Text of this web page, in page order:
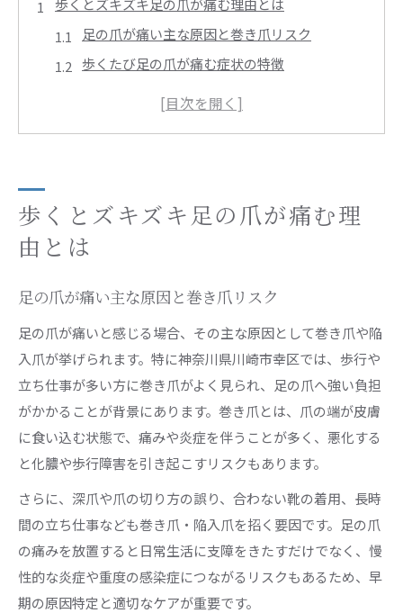
歩くとズキズキ足の爪が痛む理由とは
足の爪が痛い主な原因と巻き爪リスク
歩くたび足の爪が痛む症状の特徴
巻き爪や陥入爪による足の爪の痛み解説
ント
足の爪の巻き爪治療法とクリニック選び
川崎で足の爪治療が受けられる医療機関の特徴
巻き爪治療に強いサロンと皮膚科の比較
足の爪の痛みに合わせた治療方法の選び方
皮膚科で足の爪の痛みを相談するメリット
足の爪の痛みは皮膚科に相談すべき理由
皮膚科で受けられる足の爪ケアの内容
川崎幸クリニック皮膚科の評判と実績
足の爪のトラブル相談時の注意点
皮膚科医による巻き爪治療の安心感
足の爪治療の保険適用と自費の基本知識
歩くとズキズキ足の爪が痛む理
由とは
足の爪が痛い主な原因と巻き爪リスク
足の爪が痛いと感じる場合、その主な原因として巻き爪や陥
入爪が挙げられます。特に神奈川県川崎市幸区では、歩行や
立ち仕事が多い方に巻き爪がよく見られ、足の爪へ強い負担
がかかることが背景にあります。巻き爪とは、爪の端が皮膚
に食い込む状態で、痛みや炎症を伴うことが多く、悪化する
と化膿や歩行障害を引き起こすリスクもあります。
さらに、深爪や爪の切り方の誤り、合わない靴の着用、長時
間の立ち仕事なども巻き爪・陥入爪を招く要因です。足の爪
の痛みを放置すると日常生活に支障をきたすだけでなく、慢
性的な炎症や重度の感染症につながるリスクもあるため、早
期の原因特定と適切なケアが重要です。